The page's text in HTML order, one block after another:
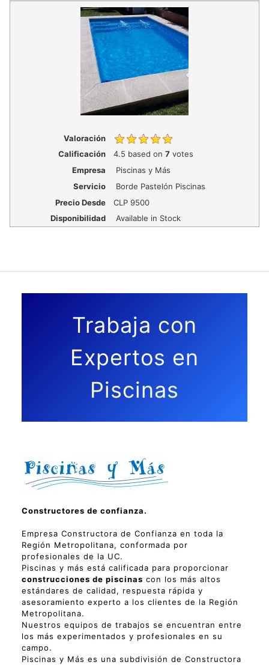
Valoración
Calificación
4.5 based on7 votes
Empresa
Piscinas y Más
Servicio
Borde Pastelón Piscinas
Precio Desde
CLP 9500
Disponibilidad
Available in Stock
Trabaja con
Expertos en
Piscinas
Constructores de confianza.
Empresa Constructora de Confianza en toda la
Región Metropolitana, conformada por
profesionales de la UC.
Piscinas y más está calificada para proporcionar
construcciones de piscinas con los más altos
estándares de calidad, respuesta rápida y
asesoramiento experto a los clientes de la Región
Metropolitana.
Nuestros equipos de trabajos se encuentran entre
los más experimentados y profesionales en su
campo.
Piscinas y Más es una subdivisión de Constructora